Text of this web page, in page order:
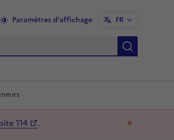
Paramètres d'affichage FR
site 114 .